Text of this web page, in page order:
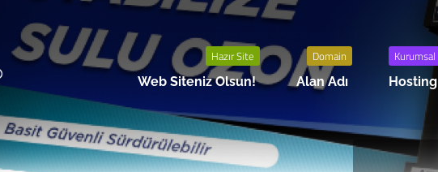
Hazır Site
Web Siteniz Olsun!
Domain
Alan Adı
Kurumsal
Hosting